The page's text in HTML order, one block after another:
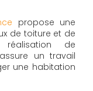
propose une
de toiture et de
de
un travail
une habitation